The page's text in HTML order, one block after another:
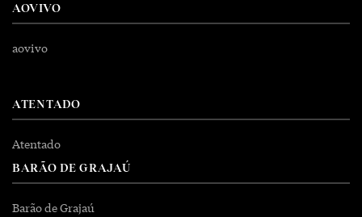
AOVIVO
aovivo
ATENTADO
Atentado
BARÃO DE GRAJAÚ
Barão de Grajaú